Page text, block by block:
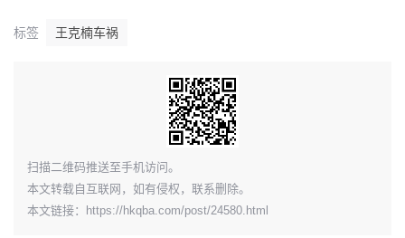
标签 王克楠车祸
​扫描二维码推送至手机访问。
本文转载自互联网，如有侵权，联系删除。
本文链接： https://hkqba.com/post/24580.html